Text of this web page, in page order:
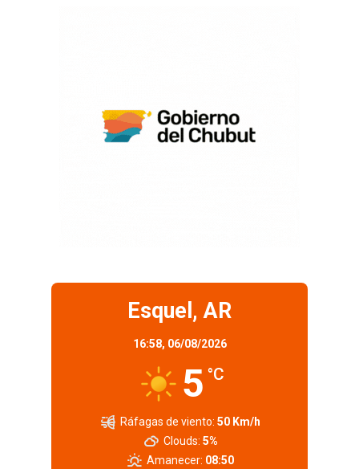
Esquel, AR
16:58, 06/08/2026
5 °C
Ráfagas de viento: 50 Km/h
Clouds: 5%
Amanecer: 08:50